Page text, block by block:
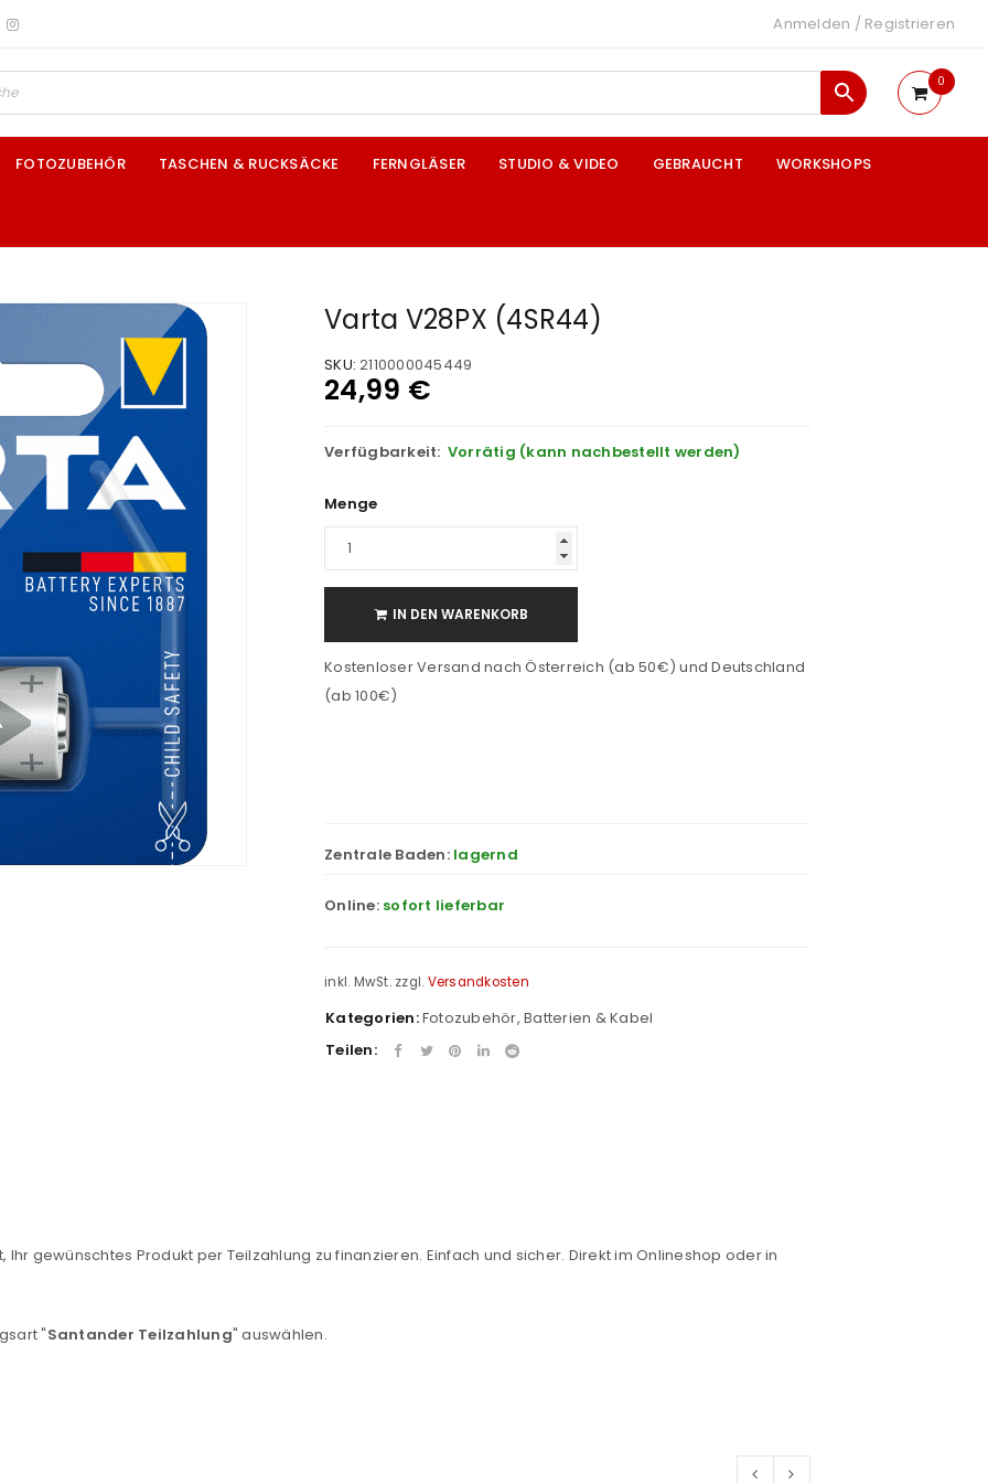
REGISTRIEREN
Anmelden / Registrieren
0
FOTOZUBEHÖR TASCHEN & RUCKSÄCKE FERNGLÄSER STUDIO & VIDEO GEBRAUCHT WORKSHOPS
Varta V28PX (4SR44)
SKU: 2110000045449
24,99 €
Verfügbarkeit: Vorrätig (kann nachbestellt werden)
Menge
IN DEN WARENKORB
Kostenloser Versand nach Österreich (ab 50€) und Deutschland
(ab 100€)
Zentrale Baden: lagernd
Online: sofort lieferbar
inkl. MwSt. zzgl. Versandkosten
Kategorien:Fotozubehör, Batterien & Kabel
Teilen:
gewünschtes Produkt per Teilzahlung zu finanzieren. Einfach und sicher. Direkt im Onlineshop oder in
"Santander Teilzahlung" auswählen.